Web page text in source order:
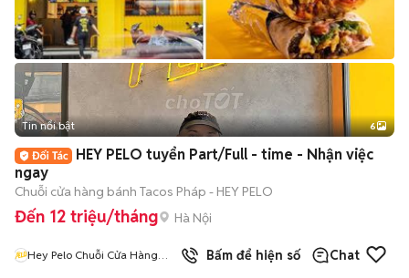
+2
Tin nổi bật 6
HEY PELO tuyển Part/Full - time - Nhận việc
ngay
Chuỗi cửa hàng bánh Tacos Pháp - HEY PELO
Đến 12 triệu/tháng Hà Nội
Hey Pelo Chuỗi Cửa Hàng
Bấm để hiện số Chat